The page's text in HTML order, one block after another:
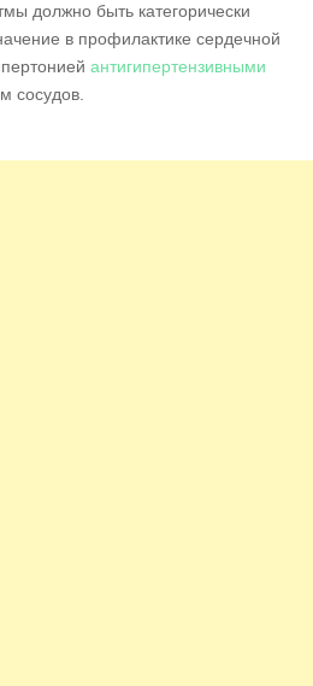
должно быть категорически
в профилактике сердечной
антигипертензивными
сосудов.